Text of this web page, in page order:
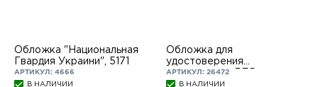
Обложка "Национальная
Гвардия Украини", 5171
АРТИКУЛ: 4666
В НАЛИЧИИ
Обложка для
удостоверения
сотрудников ДБР
АРТИКУЛ: 26472
В НАЛИЧИИ